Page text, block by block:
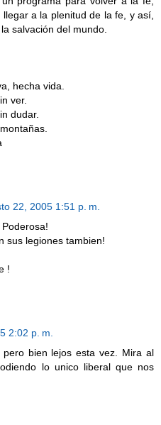
a la plenitud de la fe, y así,
salvación del mundo.
hecha vida.
ver.
dudar.
22, 2005 1:51 p. m.
sus legiones tambien!
!
2:02 p. m.
bien lejos esta vez. Mira al
lo unico liberal que nos